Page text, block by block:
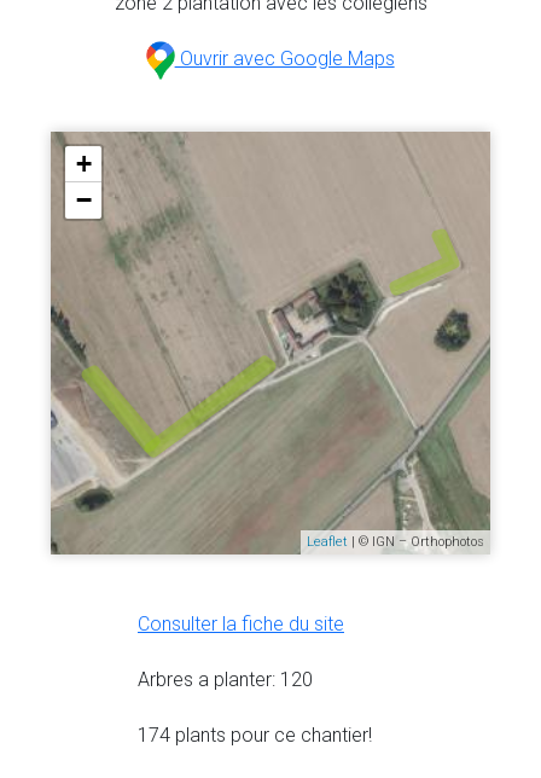
Ouvrir avec Google Maps
+
−
Leaflet | © IGN – Orthophotos
Consulter la fiche du site
Arbres a planter: 120
174 plants pour ce chantier!